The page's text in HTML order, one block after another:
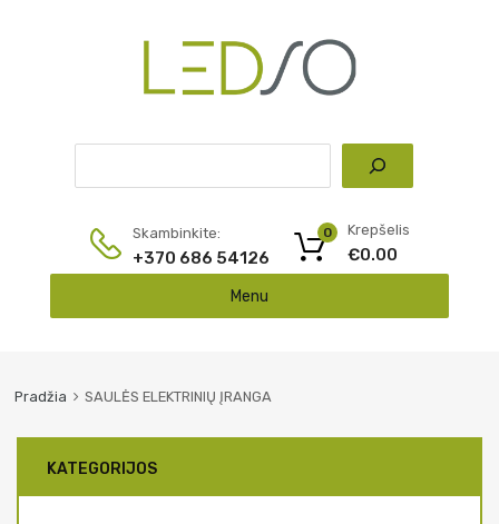
Skambinkite:
+370 686 54126
Krepšelis
€0.00
0
Menu
Pradžia SAULĖS ELEKTRINIŲ ĮRANGA
KATEGORIJOS